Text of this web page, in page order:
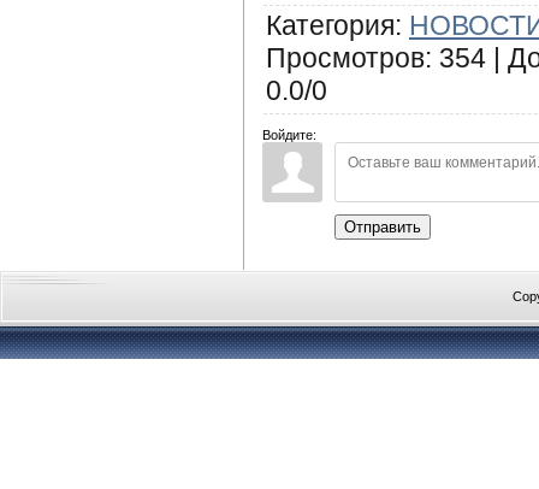
Категория:
Просмотров: 354 |
0.0/0
Войдите:
Отправить